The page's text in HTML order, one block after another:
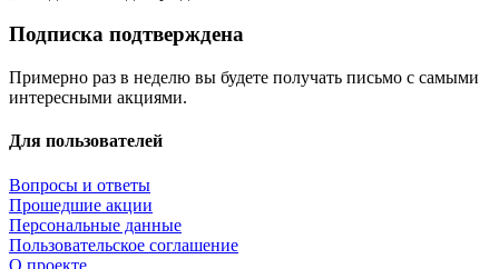
Подписка подтверждена
Примерно раз в неделю вы будете получать письмо с самыми
интересными акциями.
Для пользователей
Вопросы и ответы
Прошедшие акции
Персональные данные
Пользовательское соглашение
О проекте